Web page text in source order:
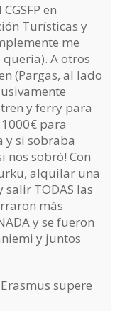
en
Turísticas y
me
A otros
(Pargas, al lado
y ferry para
para
y si sobraba
nos sobró! Con
alquilar una
TODAS las
más
y se fueron
y juntos
supere